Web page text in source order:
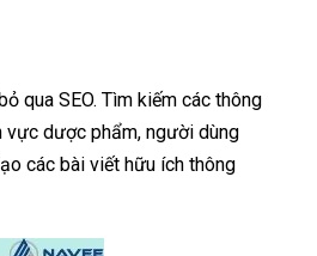
qua SEO. Tìm kiếm các thông
vực dược phẩm, người dùng
các bài viết hữu ích thông